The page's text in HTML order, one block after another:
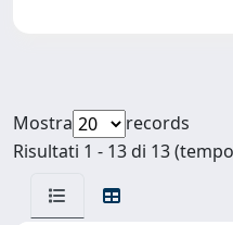
Mostra
records
Risultati 1 - 13 di 13